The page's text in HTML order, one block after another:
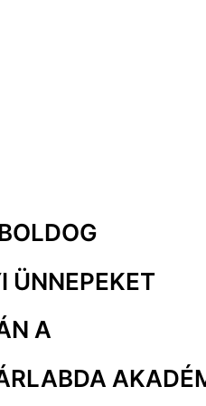
ÜNNEPEKET
A